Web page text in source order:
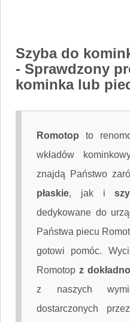
Szyba do
- Sprawdzony
kominka lub
Romotop to
wkładów
znajdą Państwo
płaskie, jak i
dedykowane do
Państwa piecu
gotowi pomóc.
Romotop z
z naszych
dostarczonych